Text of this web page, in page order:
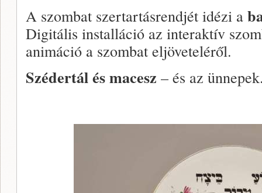
A szombat szertartásrendjét idézi a
Digitális installáció az interaktív
animáció a szombat eljöveteléről.
Szédertál és macesz – és az